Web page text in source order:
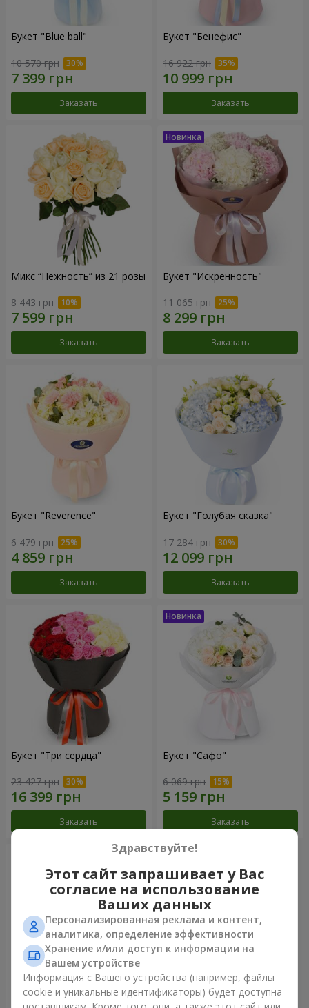
Букет "Blue ball"
10 570 грн
Заказать
Букет "Бенефис"
16 922 грн
Заказать
Микс “Нежность” из 21 розы
8 443 грн
Заказать
Букет "Искренность"
11 065 грн
Заказать
Букет "Reverence"
6 479 грн
Заказать
Букет "Голубая сказка"
17 284 грн
Заказать
Букет "Три сердца"
23 427 грн
Заказать
Букет "Сафо"
6 069 грн
Заказать
Букет "Tarnis"
Здравствуйте!
Этот сайт запрашивает у Вас
согласие на использование
Ваших данных
Персонализированная реклама и контент,
аналитика, определение эффективности
Хранение и/или доступ к информации на
Вашем устройстве
Информация с Вашего устройства (например, файлы
cookie и уникальные идентификаторы) будет доступна